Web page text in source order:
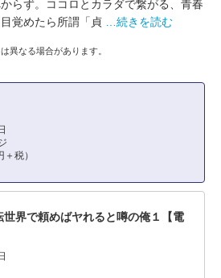
らず。ココロとカラダで繋がる、青春
覚めたら所謂「貞
…続きを読む
異なる場合があります。
税）
世界で頼めばヤれると噂の俺１【電